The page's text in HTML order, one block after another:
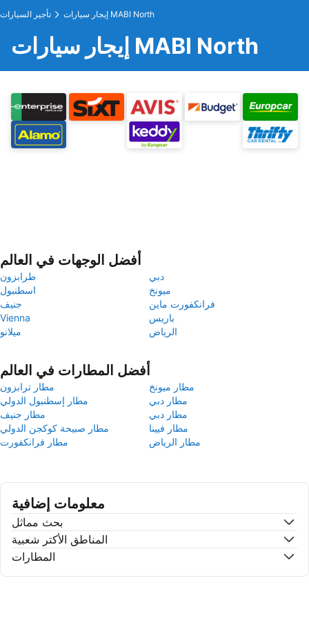
تأجير السيارات إيجار سيارات MABI North
إيجار سيارات MABI North
أفضل الوجهات في العالم
طرابزون
دبي
اسطنبول
ميونخ
جنيف
فرانكفورت ماين
Vienna
باريس
ميلانو
الرياض
أفضل المطارات في العالم
مطار ترابزون
مطار ميونخ
مطار إسطنبول الدولي
مطار دبي
مطار جنيف
مطار دبي
مطار صبيحة كوكجن الدولي
مطار فيينا
مطار فرانكفورت
مطار الرياض
معلومات إضافية
بحث مماثل
المناطق الأكتر شعبية
المطارات